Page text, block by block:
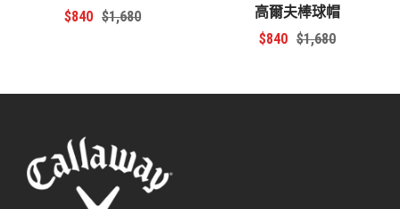
特
$840 原
$1,680
高爾夫棒球帽
特
$840 原
$1,680